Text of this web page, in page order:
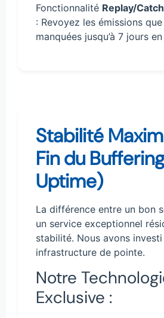
Fonctionnalité Replay/
: Revoyez les émissions
manquées jusqu’à 7 jours
Stabilité
Fin du
Uptime)
La différence entre un bon
un service exceptionnel
stabilité. Nous avons
infrastructure de pointe.
Notre
Exclusive :